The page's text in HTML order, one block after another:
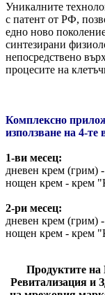
Уникалните
с патент от РФ,
едно ново
синтезирани
непосредствено
процесите на
Комплексно
използване на 4-те
1-ви месец:
дневен крем (грим)
нощен крем - крем
2-ри месец:
дневен крем (грим)
нощен крем - крем
Продуктите на
Ревитализация и